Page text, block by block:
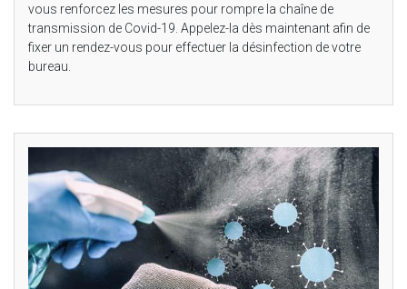
vous renforcez les mesures pour rompre la chaîne de
transmission de Covid-19. Appelez-la dès maintenant afin de
fixer un rendez-vous pour effectuer la désinfection de votre
bureau.